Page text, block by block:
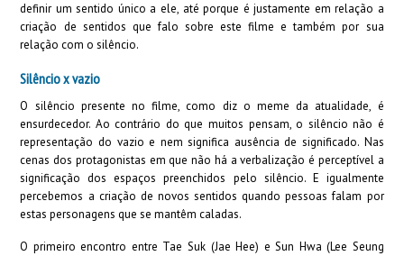
definir um sentido único a ele, até porque é justamente em relação a
criação de sentidos que falo sobre este filme e também por sua
relação com o silêncio.
Silêncio x vazio
O silêncio presente no filme, como diz o meme da atualidade, é
ensurdecedor. Ao contrário do que muitos pensam, o silêncio não é
representação do vazio e nem significa ausência de significado. Nas
cenas dos protagonistas em que não há a verbalização é perceptível a
significação dos espaços preenchidos pelo silêncio. E igualmente
percebemos a criação de novos sentidos quando pessoas falam por
estas personagens que se mantêm caladas.
O primeiro encontro entre Tae Suk (Jae Hee) e Sun Hwa (Lee Seung